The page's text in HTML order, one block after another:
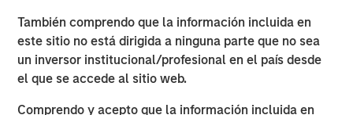
También comprendo que la información incluida en
este sitio no está dirigida a ninguna parte que no sea
un inversor institucional/profesional en el país desde
el que se accede al sitio web.
Comprendo y acepto que la información incluida en
Credit investment team cuts through the noise and
outlines why they believe disciplined capital deployment,
deep sponsor relationships, and a defensive focus on the
middle market position their platform well for the year